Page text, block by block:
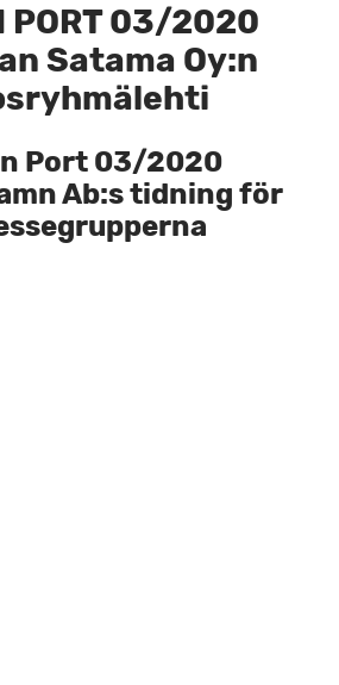
PORT 03/2020
Satama Oy:n
Port 03/2020
Ab:s tidning för